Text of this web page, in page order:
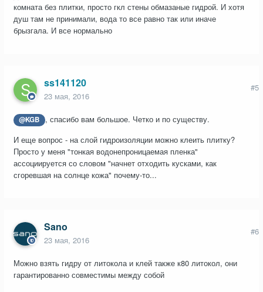
комната без плитки, просто гкл стены обмазаные гидрой. И хотя
душ там не принимали, вода то все равно так или иначе
брызгала. И все нормально
ss141120
23 мая, 2016
#5
@KGB , спасибо вам большое. Четко и по существу.
И еще вопрос - на слой гидроизоляции можно клеить плитку?
Просто у меня "тонкая водонепроницаемая пленка"
ассоциируется со словом "начнет отходить кусками, как
сгоревшая на солнце кожа" почему-то...
Sano
23 мая, 2016
#6
Можно взять гидру от литокола и клей также к80 литокол, они
гарантированно совместимы между собой